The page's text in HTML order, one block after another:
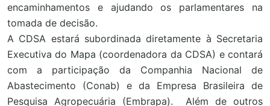
encaminhamentos e ajudando os parlamentares na
tomada de decisão.
A CDSA estará subordinada diretamente à Secretaria
Executiva do Mapa (coordenadora da CDSA) e contará
com a participação da Companhia Nacional de
Abastecimento (Conab) e da Empresa Brasileira de
Pesquisa Agropecuária (Embrapa). Além de outros